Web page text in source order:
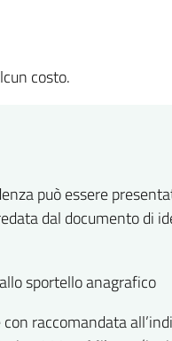
costo.
può essere
dal documento di
sportello anagrafico
raccomandata